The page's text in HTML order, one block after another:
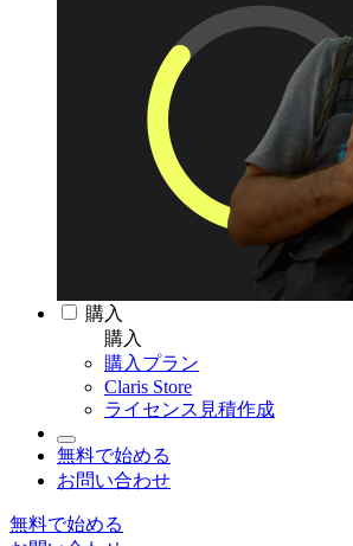
購入
購入
購入プラン
Claris Store
ライセンス見積作成
無料で始める
お問い合わせ
無料で始める